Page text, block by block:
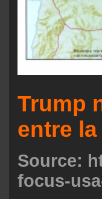
Trump
entre
Source:
focus-